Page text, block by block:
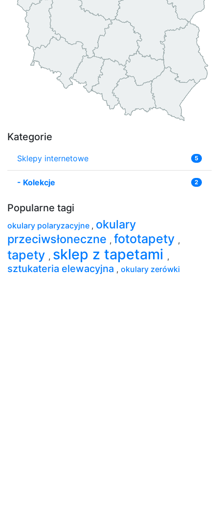
Kategorie
Sklepy internetowe 5
- Kolekcje 2
Popularne tagi
okulary polaryzacyjne , okulary
przeciwsłoneczne , fototapety ,
tapety , sklep z tapetami ,
sztukateria elewacyjna , okulary zerówki